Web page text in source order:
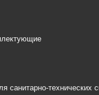
санитарно-технических